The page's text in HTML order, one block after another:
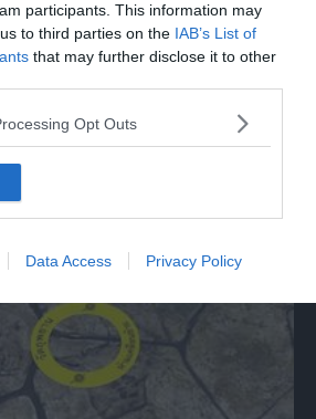
participants. This information may
to third parties on the IAB’s List of
that may further disclose it to other
Opt Outs
Data Access Privacy Policy
"Il cinema italiano ha
visione del mondo e del